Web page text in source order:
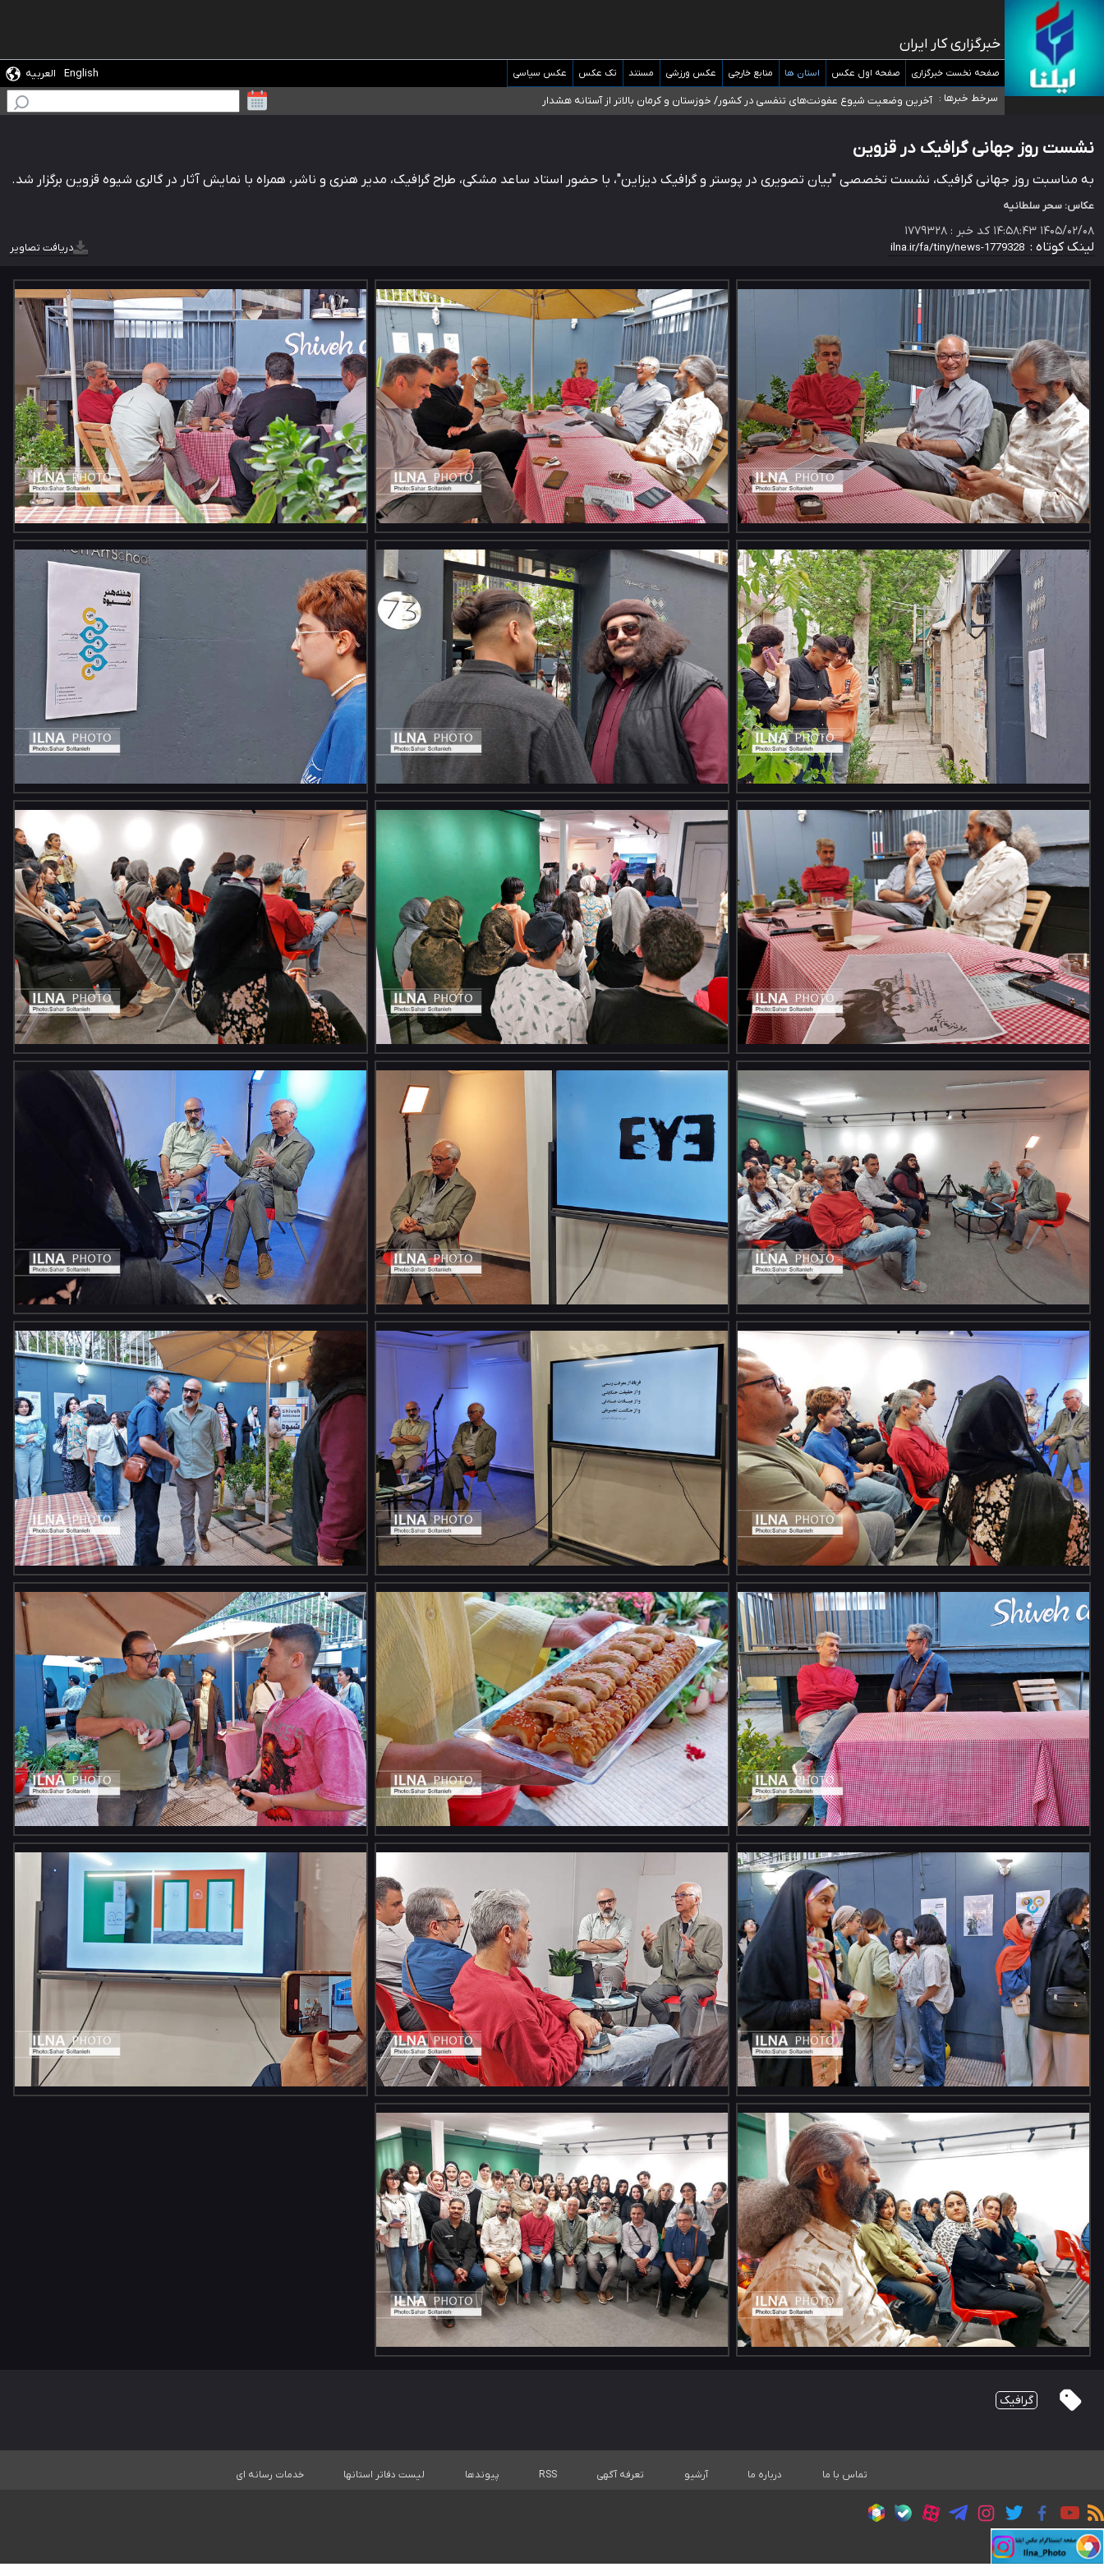
خبرگزاری کار ایران
صفحه نخست خبرگزاری صفحه اول عکس استان ها منابع خارجی عکس ورزشی مستند تک عکس عکس سیاسی English
العربیه
سرخط خبرها :
تعویق آزمون ورودی دکترای تخصصی فرماندهی صحنه عملیات و دکترای تخصصی جغرافیای نظامی دافوس آجا
خبرنگاران راویان حقیقت با دغدغه نان، مسکن و بیمه
آخرین وضعیت شیوع عفونت‌های تنفسی در کشور/ خوزستان و کرمان بالاتر از آستانه هشدار
ثبت‌نام بخش عمده دانش‌آموزان مدارس ایرانی امارات در کشور/ درباره محصلان باقی‌مانده در دبی متناسب با شرایط جدید تصمیم‌گیری می‌شود
نشست روز جهانی گرافیک در قزوین
به مناسبت روز جهانی گرافیک، نشست تخصصی "بیان تصویری در پوستر و گرافیک دیزاین"، با حضور استاد ساعد مشکی، طراح گرافیک، مدیر هنری و ناشر، همراه با نمایش آثار در گالری شیوه قزوین برگزار شد.
عکاس: سحر سلطانیه
۱۴۰۵/۰۲/۰۸ ۱۴:۵۸:۴۳ کد خبر : ۱۷۷۹۳۲۸
لینک کوتاه : دریافت تصاویر
گرافیک
تماس با ما درباره ما آرشیو تعرفه آگهی RSS پیوندها لیست دفاتر استانها خدمات رسانه ای